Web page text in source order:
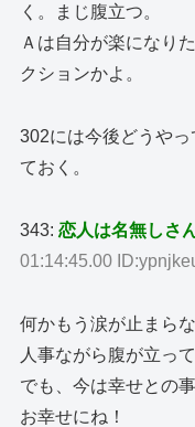
く。まじ腹立つ。
Ａは自分が楽になり
クションかよ。
302には今後どうや
ておく。
343:恋人は名無しさ
01:14:45.00
何かもう涙が止まら
人事ながら腹が立っ
でも、今は幸せとの
お幸せにね！